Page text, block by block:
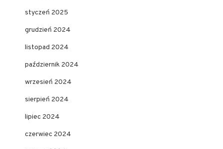
styczeń 2025
grudzień 2024
listopad 2024
październik 2024
wrzesień 2024
sierpień 2024
lipiec 2024
czerwiec 2024